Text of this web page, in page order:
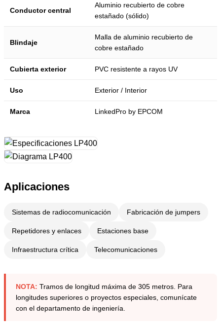
Conductor central
Aluminio recubierto de cobre
estañado (sólido)
Blindaje
Malla de aluminio recubierto de
cobre estañado
Cubierta exterior PVC resistente a rayos UV
Uso Exterior / Interior
Marca LinkedPro by EPCOM
Aplicaciones
Sistemas de radiocomunicación Fabricación de jumpers
Repetidores y enlaces Estaciones base
Infraestructura crítica Telecomunicaciones
NOTA: Tramos de longitud máxima de 305 metros. Para
longitudes superiores o proyectos especiales, comunícate
con el departamento de ingeniería.